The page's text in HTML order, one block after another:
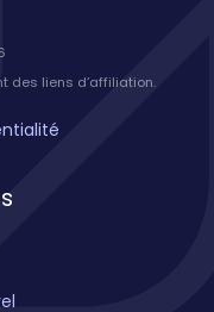
des liens d’affiliation.